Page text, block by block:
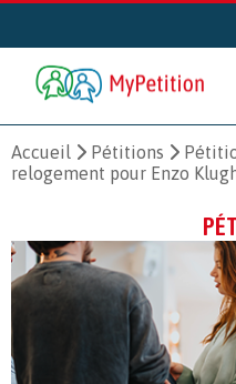
Accueil Pétitions
relogement pour Enzo